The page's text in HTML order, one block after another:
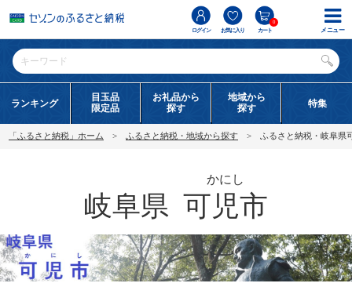
ログイン お気に入り カート
0
ランキング
目玉品
限定品
お礼品から
探す
地域から
探す
特集
「ふるさと納税」ホーム ふるさと納税・地域から探す ふるさと納税・岐阜県
岐阜県 可児市
かにし
メニュー